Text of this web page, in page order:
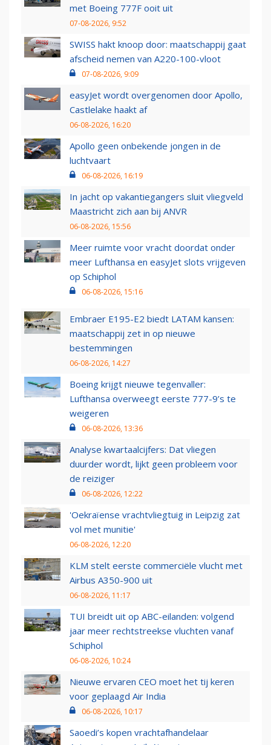
met Boeing 777F ooit uit
07-08-2026, 9:52
SWISS hakt knoop door: maatschappij gaat
afscheid nemen van A220-100-vloot
07-08-2026, 9:09
easyJet wordt overgenomen door Apollo,
Castlelake haakt af
06-08-2026, 16:20
Apollo geen onbekende jongen in de
luchtvaart
06-08-2026, 16:19
In jacht op vakantiegangers sluit vliegveld
Maastricht zich aan bij ANVR
06-08-2026, 15:56
Meer ruimte voor vracht doordat onder
meer Lufthansa en easyJet slots vrijgeven
op Schiphol
06-08-2026, 15:16
Embraer E195-E2 biedt LATAM kansen:
maatschappij zet in op nieuwe
bestemmingen
06-08-2026, 14:27
Boeing krijgt nieuwe tegenvaller:
Lufthansa overweegt eerste 777-9’s te
weigeren
06-08-2026, 13:36
Analyse kwartaalcijfers: Dat vliegen
duurder wordt, lijkt geen probleem voor
de reiziger
06-08-2026, 12:22
'Oekraïense vrachtvliegtuig in Leipzig zat
vol met munitie'
06-08-2026, 12:20
KLM stelt eerste commerciële vlucht met
Airbus A350-900 uit
06-08-2026, 11:17
TUI breidt uit op ABC-eilanden: volgend
jaar meer rechtstreekse vluchten vanaf
Schiphol
06-08-2026, 10:24
Nieuwe ervaren CEO moet het tij keren
voor geplaagd Air India
06-08-2026, 10:17
Saoedi’s kopen vrachtafhandelaar